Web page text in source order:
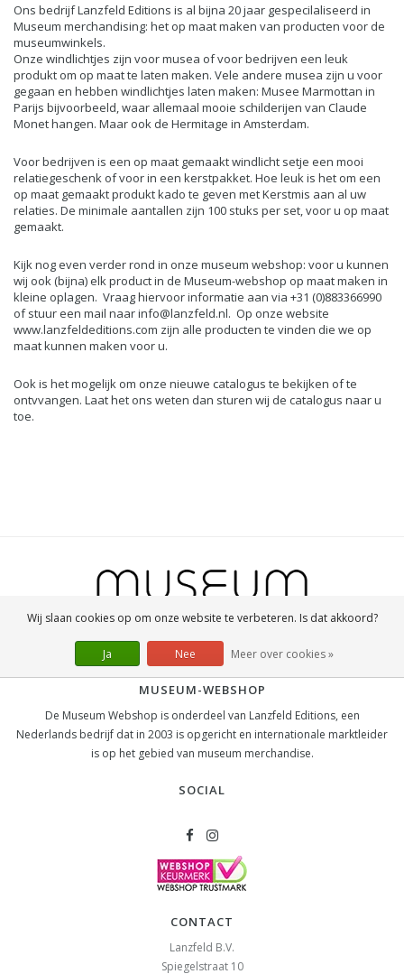
Ons bedrijf Lanzfeld Editions is al bijna 20 jaar gespecilaliseerd in
Museum merchandising: het op maat maken van producten voor de
museumwinkels.
Onze windlichtjes zijn voor musea of voor bedrijven een leuk
produkt om op maat te laten maken. Vele andere musea zijn u voor
gegaan en hebben windlichtjes laten maken: Musee Marmottan in
Parijs bijvoorbeeld, waar allemaal mooie schilderijen van Claude
Monet hangen. Maar ook de Hermitage in Amsterdam.
Voor bedrijven is een op maat gemaakt windlicht setje een mooi
relatiegeschenk of voor in een kerstpakket. Hoe leuk is het om een
op maat gemaakt produkt kado te geven met Kerstmis aan al uw
relaties. De minimale aantallen zijn 100 stuks per set, voor u op maat
gemaakt.
Kijk nog even verder rond in onze museum webshop: voor u kunnen
wij ook (bijna) elk product in de Museum-webshop op maat maken in
kleine oplagen. Vraag hiervoor informatie aan via +31 (0)883366990
of stuur een mail naarinfo@lanzfeld.nl. Op onze website
www.lanzfeldeditions.com zijn alle producten te vinden die we op
maat kunnen maken voor u.
Ook is het mogelijk om onze nieuwe catalogus te bekijken of te
ontvvangen. Laat het ons weten dan sturen wij de catalogus naar u
toe.
MUSEUM-WEBSHOP
De Museum Webshop is onderdeel van Lanzfeld Editions, een
Nederlands bedrijf dat in 2003 is opgericht en internationale marktleider
is op het gebied van museum merchandise.
SOCIAL
CONTACT
Lanzfeld B.V.
Spiegelstraat 10
Wij slaan cookies op om onze website te verbeteren. Is dat akkoord?
Ja Nee Meer over cookies »